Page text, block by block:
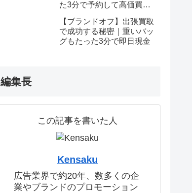
た3分で予約して高価買取
【ブランドオフ】出張買取
で成功する秘密｜重いバッ
グもたった3分で即日現金
編集長
この記事を書いた人
Kensaku
広告業界で約20年、数多くの企
業やブランドのプロモーション